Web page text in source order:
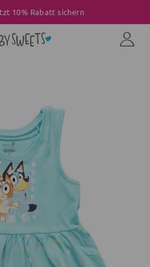
10% Rabatt sichern